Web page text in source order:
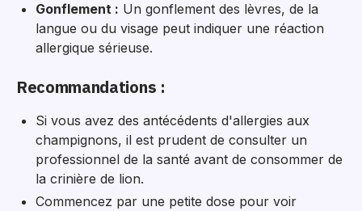
Gonflement : Un gonflement des lèvres, de la
langue ou du visage peut indiquer une réaction
allergique sérieuse.
Recommandations :
Si vous avez des antécédents d'allergies aux
champignons, il est prudent de consulter un
professionnel de la santé avant de consommer de
la crinière de lion.
Commencez par une petite dose pour voir